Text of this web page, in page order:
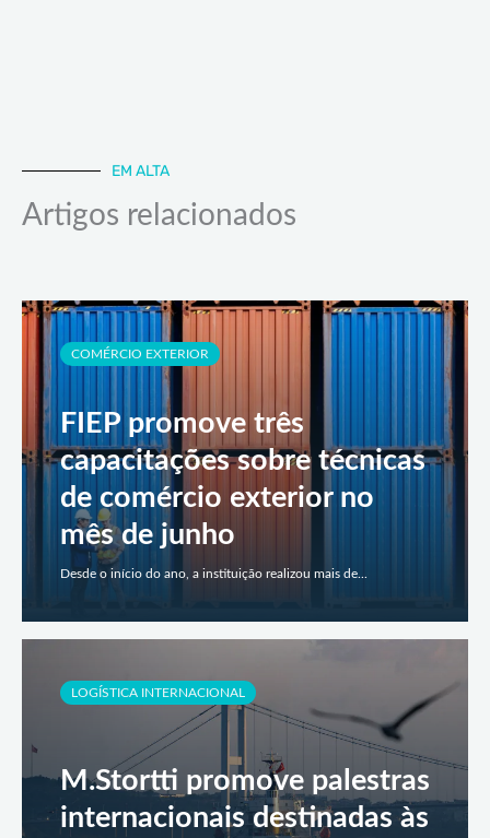
EM ALTA
Artigos relacionados
COMÉRCIO EXTERIOR
FIEP promove três
capacitações sobre técnicas
de comércio exterior no
mês de junho
Desde o início do ano, a instituição realizou mais de...
LOGÍSTICA INTERNACIONAL
M.Stortti promove palestras
internacionais destinadas às